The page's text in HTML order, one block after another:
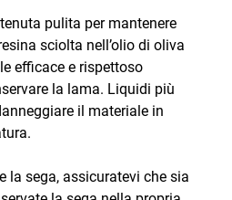
pulita per mantenere
sciolta nell’olio di oliva
efficace e rispettoso
la lama. Liquidi più
il materiale in
la sega, assicuratevi che sia